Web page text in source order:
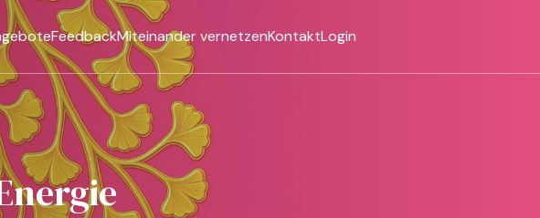
FeedbackMiteinander vernetzenKontaktLogin